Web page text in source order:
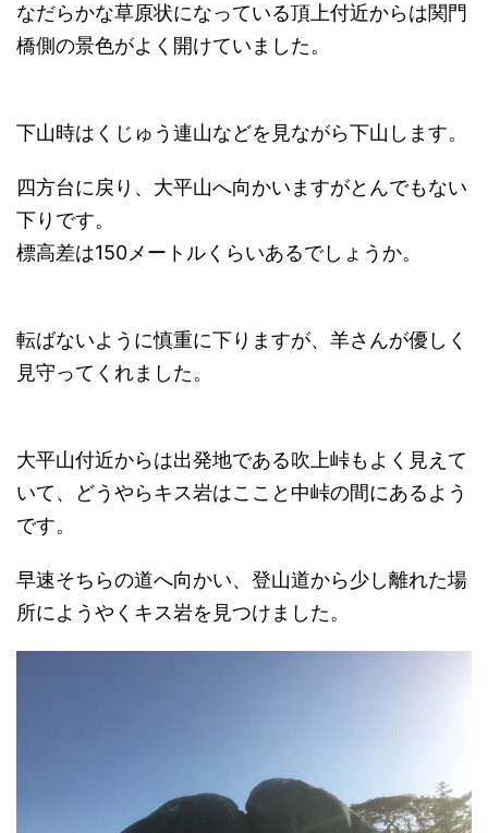
なだらかな草原状になっている頂上付近からは関門
橋側の景色がよく開けていました。
下山時はくじゅう連山などを見ながら下山します。
四方台に戻り、大平山へ向かいますがとんでもない
下りです。
標高差は150メートルくらいあるでしょうか。
転ばないように慎重に下りますが、羊さんが優しく
見守ってくれました。
大平山付近からは出発地である吹上峠もよく見えて
いて、どうやらキス岩はここと中峠の間にあるよう
です。
早速そちらの道へ向かい、登山道から少し離れた場
所にようやくキス岩を見つけました。